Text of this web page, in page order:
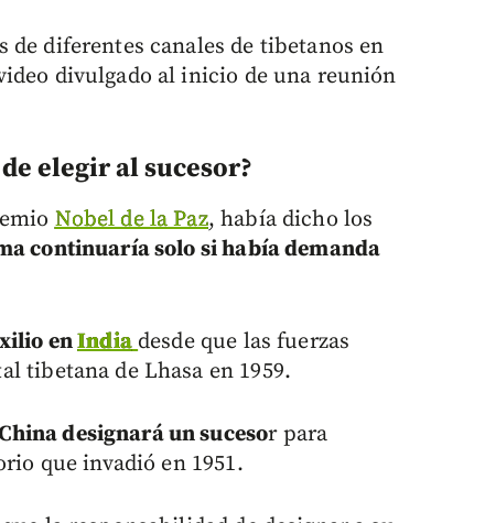
diferentes canales de tibetanos en
divulgado al inicio de una reunión
elegir al sucesor?
Nobel de la Paz, había dicho los
continuaría solo si había demanda
enIndia desde que las fuerzas
tibetana de Lhasa en 1959.
designará un sucesor para
que invadió en 1951.